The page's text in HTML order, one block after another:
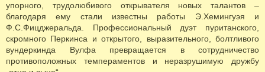
упорного, трудолюбивого открывателя новых талантов –
благодаря ему стали известны работы Э.Хемингуэя и
Ф.С.Фицджеральдa. Профессиональный дуэт пуританского,
скромного Перкинса и открытого, выразительного, болтливого
вундеркиндa Вулфa превращается в сотрудничество
противоположных темпераментов и неразрушимую дружбу